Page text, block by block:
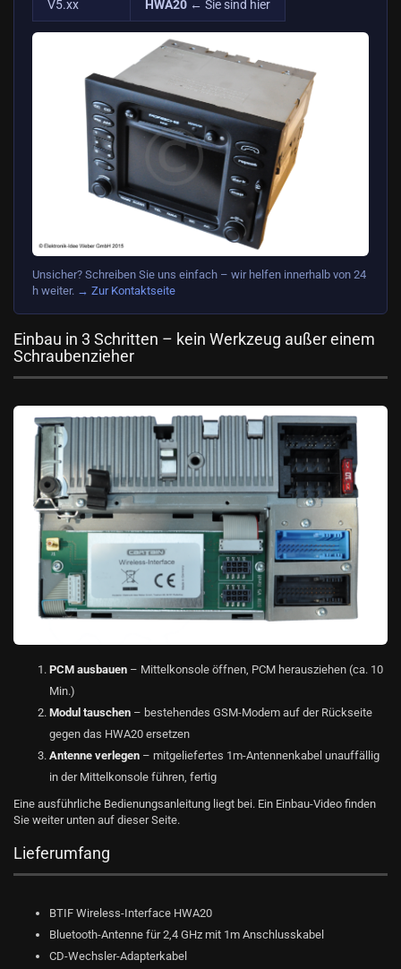
V5.xx HWA20 ← Sie sind hier
Unsicher? Schreiben Sie uns einfach – wir helfen innerhalb von 24
h weiter. → Zur Kontaktseite
Einbau in 3 Schritten – kein Werkzeug außer einem
Schraubenzieher
PCM ausbauen – Mittelkonsole öffnen, PCM herausziehen (ca. 10
Min.)
Modul tauschen – bestehendes GSM-Modem auf der Rückseite
gegen das HWA20 ersetzen
Antenne verlegen – mitgeliefertes 1m-Antennenkabel unauffällig
in der Mittelkonsole führen, fertig
Eine ausführliche Bedienungsanleitung liegt bei. Ein Einbau-Video finden
Sie weiter unten auf dieser Seite.
Lieferumfang
BTIF Wireless-Interface HWA20
Bluetooth-Antenne für 2,4 GHz mit 1m Anschlusskabel
CD-Wechsler-Adapterkabel